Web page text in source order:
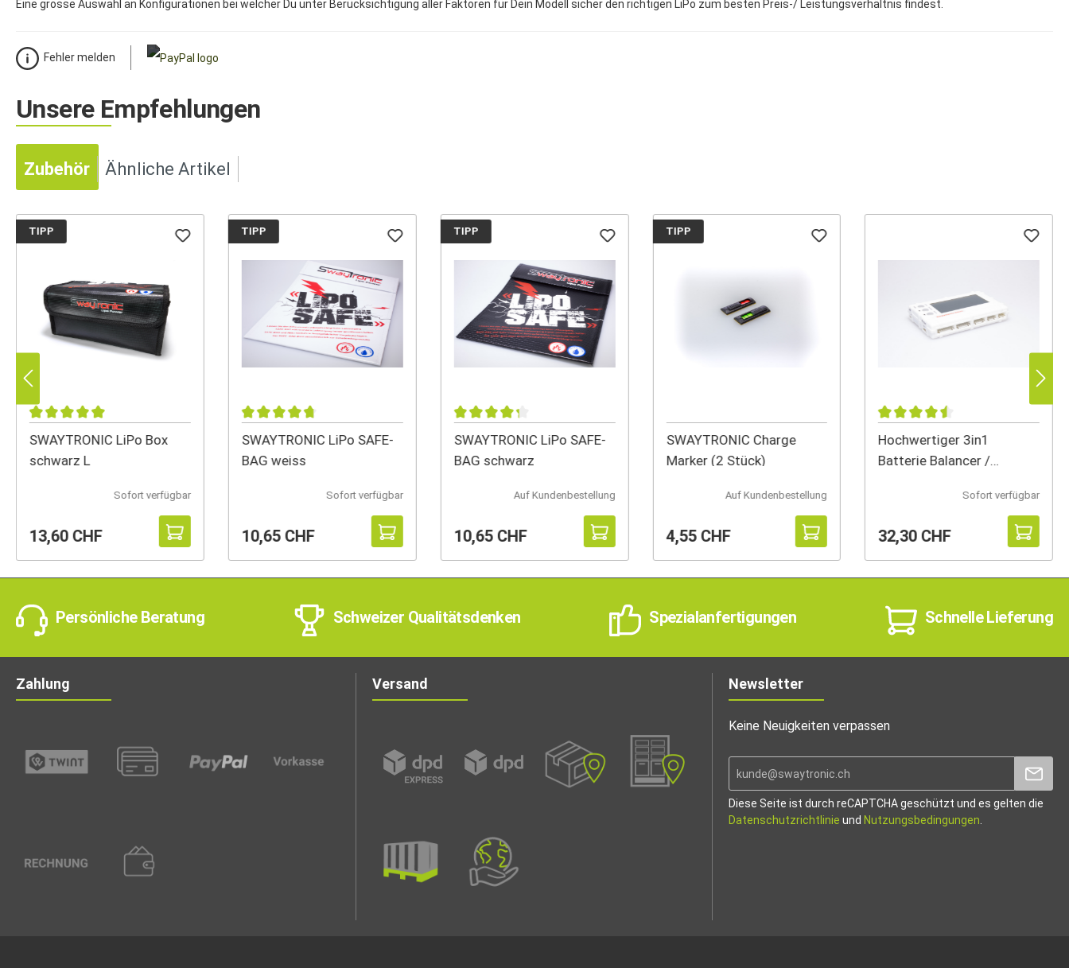
Eine grosse Auswahl an Konfigurationen bei welcher Du unter Berücksichtigung aller Faktoren für Dein Modell sicher den richtigen LiPo zum besten Preis-/ Leistungsverhältnis findest.
Fehler melden
Unsere Empfehlungen
Zubehör Ähnliche Artikel
TIPP
SWAYTRONIC LiPo Box
schwarz L
Sofort verfügbar
13,60 CHF
TIPP
SWAYTRONIC LiPo SAFE-
BAG weiss
Sofort verfügbar
10,65 CHF
TIPP
SWAYTRONIC LiPo SAFE-
BAG schwarz
Auf Kundenbestellung
10,65 CHF
TIPP
SWAYTRONIC Charge
Marker (2 Stück)
Auf Kundenbestellung
4,55 CHF
Hochwertiger 3in1
Batterie Balancer /
Sofort verfügbar
32,30 CHF
Persönliche Beratung Schweizer Qualitätsdenken Spezialanfertigungen Schnelle Lieferung
Zahlung Versand Newsletter
Keine Neuigkeiten verpassen
Diese Seite ist durch reCAPTCHA geschützt und es gelten die
Datenschutzrichtlinie und Nutzungsbedingungen